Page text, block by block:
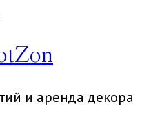
и аренда декора